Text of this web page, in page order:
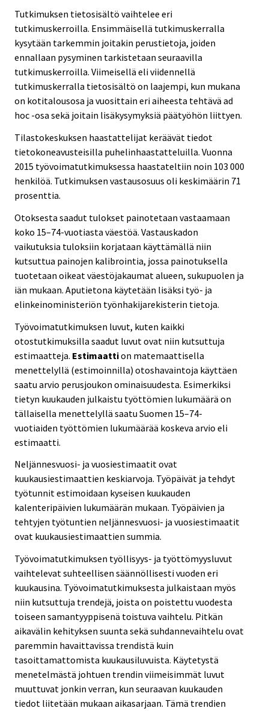
Tutkimuksen tietosisältö vaihtelee eri
tutkimuskerroilla. Ensimmäisellä tutkimuskerralla
kysytään tarkemmin joitakin perustietoja, joiden
ennallaan pysyminen tarkistetaan seuraavilla
tutkimuskerroilla. Viimeisellä eli viidennellä
tutkimuskerralla tietosisältö on laajempi, kun mukana
on kotitalousosa ja vuosittain eri aiheesta tehtävä ad
hoc -osa sekä joitain lisäkysymyksiä päätyöhön liittyen.
Tilastokeskuksen haastattelijat keräävät tiedot
tietokoneavusteisilla puhelinhaastatteluilla. Vuonna
2015 työvoimatutkimuksessa haastateltiin noin 103 000
henkilöä. Tutkimuksen vastausosuus oli keskimäärin 71
prosenttia.
Otoksesta saadut tulokset painotetaan vastaamaan
koko 15–74-vuotiasta väestöä. Vastauskadon
vaikutuksia tuloksiin korjataan käyttämällä niin
kutsuttua painojen kalibrointia, jossa painotuksella
tuotetaan oikeat väestöjakaumat alueen, sukupuolen ja
iän mukaan. Aputietona käytetään lisäksi työ- ja
elinkeinoministeriön työnhakijarekisterin tietoja.
Työvoimatutkimuksen luvut, kuten kaikki
otostutkimuksilla saadut luvut ovat niin kutsuttuja
estimaatteja. Estimaattion matemaattisella
menettelyllä (estimoinnilla) otoshavaintoja käyttäen
saatu arvio perusjoukon ominaisuudesta. Esimerkiksi
tietyn kuukauden julkaistu työttömien lukumäärä on
tällaisella menettelyllä saatu Suomen 15–74-
vuotiaiden työttömien lukumäärää koskeva arvio eli
estimaatti.
Neljännesvuosi- ja vuosiestimaatit ovat
kuukausiestimaattien keskiarvoja. Työpäivät ja tehdyt
työtunnit estimoidaan kyseisen kuukauden
kalenteripäivien lukumäärän mukaan. Työpäivien ja
tehtyjen työtuntien neljännesvuosi- ja vuosiestimaatit
ovat kuukausiestimaattien summia.
Työvoimatutkimuksen työllisyys- ja työttömyysluvut
vaihtelevat suhteellisen säännöllisesti vuoden eri
kuukausina. Työvoimatutkimuksesta julkaistaan myös
niin kutsuttuja trendejä, joista on poistettu vuodesta
toiseen samantyyppisenä toistuva vaihtelu. Pitkän
aikavälin kehityksen suunta sekä suhdannevaihtelu ovat
paremmin havaittavissa trendistä kuin
tasoittamattomista kuukausiluvuista. Käytetystä
menetelmästä johtuen trendin viimeisimmät luvut
muuttuvat jonkin verran, kun seuraavan kuukauden
tiedot liitetään mukaan aikasarjaan. Tämä trendien